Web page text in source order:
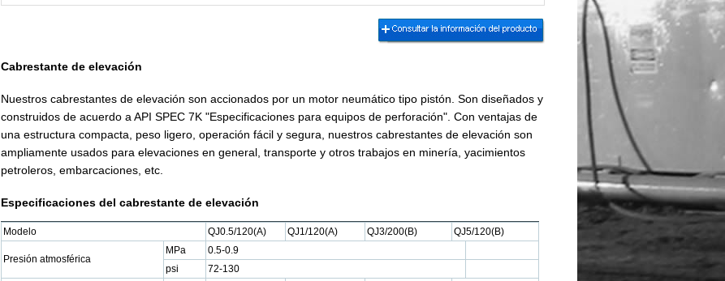
Cabrestante de elevación
Nuestros cabrestantes de elevación son accionados por un motor neumático tipo pistón. Son diseñados y
construidos de acuerdo a API SPEC 7K "Especificaciones para equipos de perforación". Con ventajas de
una estructura compacta, peso ligero, operación fácil y segura, nuestros cabrestantes de elevación son
ampliamente usados para elevaciones en general, transporte y otros trabajos en minería, yacimientos
petroleros, embarcaciones, etc.
Especificaciones del cabrestante de elevación
Modelo QJ0.5/120(A) QJ1/120(A) QJ3/200(B) QJ5/120(B)
Presión atmosférica
MPa
0.5-0.9
psi
72-130